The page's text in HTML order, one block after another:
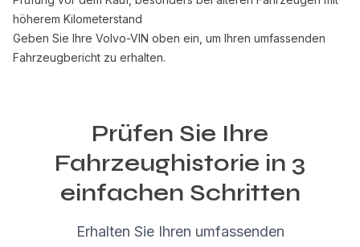
höherem Kilometerstand
Geben Sie Ihre Volvo-VIN oben ein, um Ihren umfassenden
Fahrzeugbericht zu erhalten.
Prüfen Sie Ihre
Fahrzeughistorie in 3
einfachen Schritten
Erhalten Sie Ihren umfassenden